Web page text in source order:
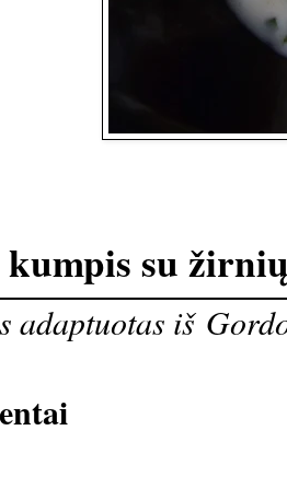
su
adaptuotas iš